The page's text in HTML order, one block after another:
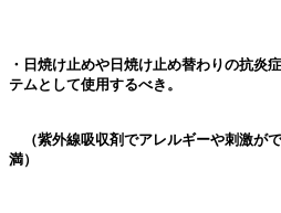
・日焼け止めや日焼け止め替わりの抗炎
テムとして使用するべき。
（紫外線吸収剤でアレルギーや刺激が
満）